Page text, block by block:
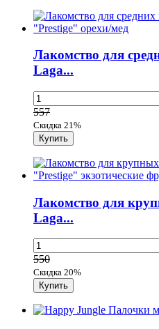
Лакомство для
Laga...
557
Скидка 21%
Лакомство для
Laga...
550
Скидка 20%